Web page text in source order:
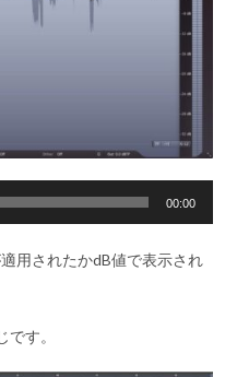
00:00
用されたかdB値で表示され
す。